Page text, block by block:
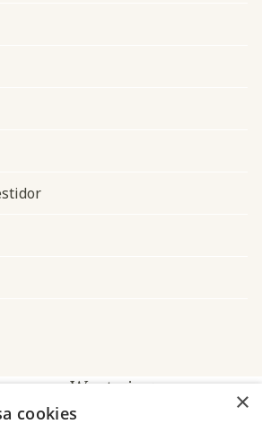
o app Westwing
×
cookies